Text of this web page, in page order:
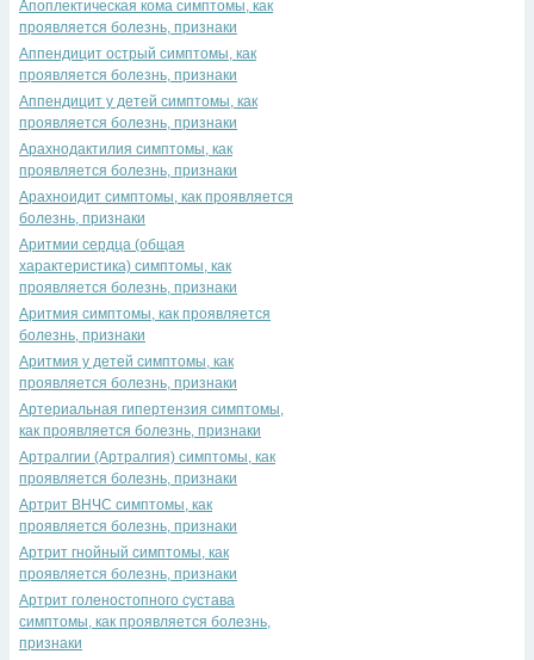
Апоплектическая кома симптомы, как
проявляется болезнь, признаки
Аппендицит острый симптомы, как
проявляется болезнь, признаки
Аппендицит у детей симптомы, как
проявляется болезнь, признаки
Арахнодактилия симптомы, как
проявляется болезнь, признаки
Арахноидит симптомы, как проявляется
болезнь, признаки
Аритмии сердца (общая
характеристика) симптомы, как
проявляется болезнь, признаки
Аритмия симптомы, как проявляется
болезнь, признаки
Аритмия у детей симптомы, как
проявляется болезнь, признаки
Артериальная гипертензия симптомы,
как проявляется болезнь, признаки
Артралгии (Артралгия) симптомы, как
проявляется болезнь, признаки
Артрит ВНЧС симптомы, как
проявляется болезнь, признаки
Артрит гнойный симптомы, как
проявляется болезнь, признаки
Артрит голеностопного сустава
симптомы, как проявляется болезнь,
признаки